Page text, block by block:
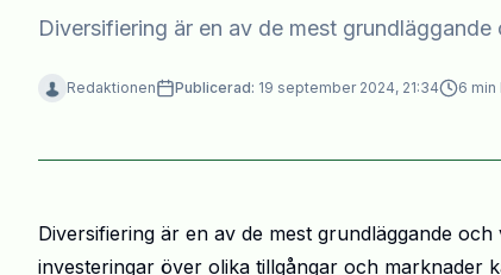
Diversifiering är en av de mest
Redaktionen Publicerad: 19 september 2024, 21:34 6 min
Diversifiering är en av de mest grundläggande
investeringar över olika tillgångar och marknader